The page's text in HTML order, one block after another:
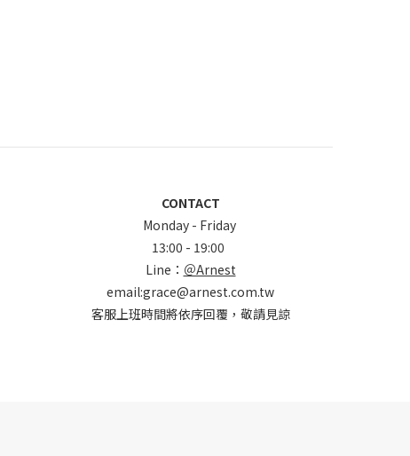
CONTACT
Monday - Friday
13:00 - 19:00
Line： ＠Arnest
email:grace@arnest.com.tw
客服上班時間將依序回覆，敬請見諒